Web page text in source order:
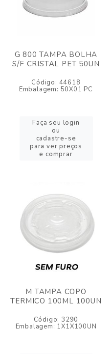
G 800 TAMPA BOLHA
S/F CRISTAL PET 50UN
Código: 44618
Embalagem: 50X01 PC
Faça seu login
ou
cadastre-se
para ver preços
e comprar
M TAMPA COPO
TERMICO 100ML 100UN
Código: 3290
Embalagem: 1X1X100UN